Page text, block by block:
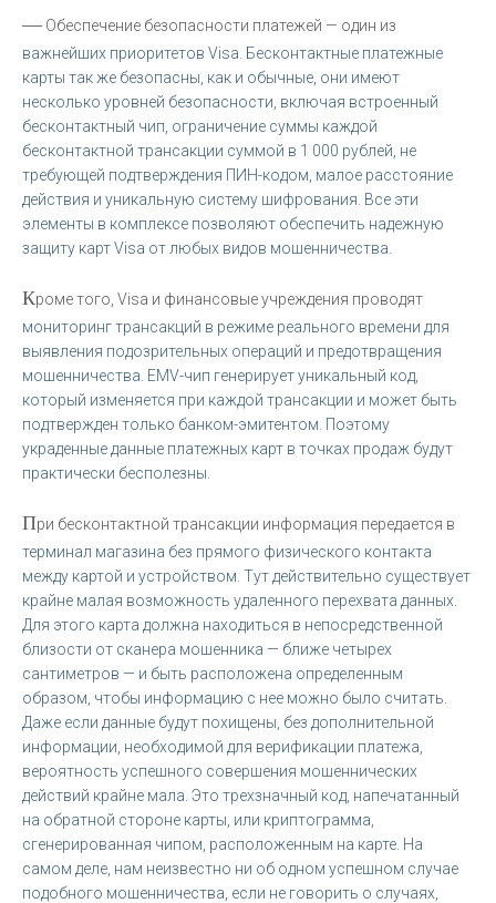
— Обеспечение безопасности платежей — один из
важнейших приоритетов Visa. Бесконтактные платежные
карты так же безопасны, как и обычные, они имеют
несколько уровней безопасности, включая встроенный
бесконтактный чип, ограничение суммы каждой
бесконтактной трансакции суммой в 1 000 рублей, не
требующей подтверждения ПИН-кодом, малое расстояние
действия и уникальную систему шифрования. Все эти
элементы в комплексе позволяют обеспечить надежную
защиту карт Visa от любых видов мошенничества.
Кроме того, Visa и финансовые учреждения проводят
мониторинг трансакций в режиме реального времени для
выявления подозрительных операций и предотвращения
мошенничества. EMV-чип генерирует уникальный код,
который изменяется при каждой трансакции и может быть
подтвержден только банком-эмитентом. Поэтому
украденные данные платежных карт в точках продаж будут
практически бесполезны.
При бесконтактной трансакции информация передается в
терминал магазина без прямого физического контакта
между картой и устройством. Тут действительно существует
крайне малая возможность удаленного перехвата данных.
Для этого карта должна находиться в непосредственной
близости от сканера мошенника — ближе четырех
сантиметров — и быть расположена определенным
образом, чтобы информацию с нее можно было считать.
Даже если данные будут похищены, без дополнительной
информации, необходимой для верификации платежа,
вероятность успешного совершения мошеннических
действий крайне мала. Это трехзначный код, напечатанный
на обратной стороне карты, или криптограмма,
сгенерированная чипом, расположенным на карте. На
самом деле, нам неизвестно ни об одном успешном случае
подобного мошенничества, если не говорить о случаях,